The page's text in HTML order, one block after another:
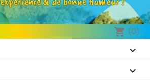
shopping_cart (0)

